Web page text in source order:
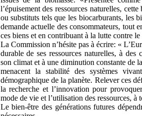
l’épuisement des ressources naturelles,
ou substituts tels que les biocarburants, les
demande actuelle des consommateurs, tout
ces biens et en contribuant à la lutte contre
La Commission n’hésite pas à écrire: «
durable de ses ressources naturelles, à
son climat et à une diminution constante de
menacent la stabilité des systèmes
démographique de la planète. Relever ces
la recherche et l’innovation pour
mode de vie et l’utilisation des ressources, à
Le bien-être des générations futures